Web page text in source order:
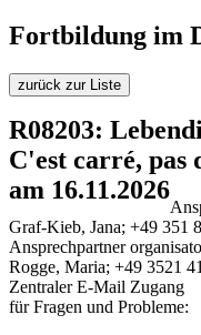
Fortbildung im
zurück zur Liste
R08203:
C'est carré, pas
am 16.11.2026
Graf-Kieb, Jana; +49 351
Ansprechpartner
Rogge, Maria; +49 3521
Zentraler E-Mail Zugang
für Fragen und Probleme: